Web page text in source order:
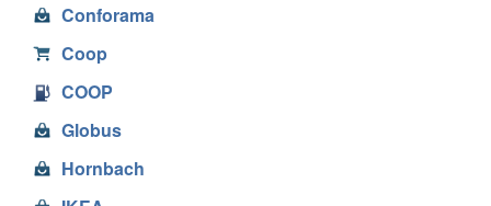
Conforama
Coop
COOP
Globus
Hornbach